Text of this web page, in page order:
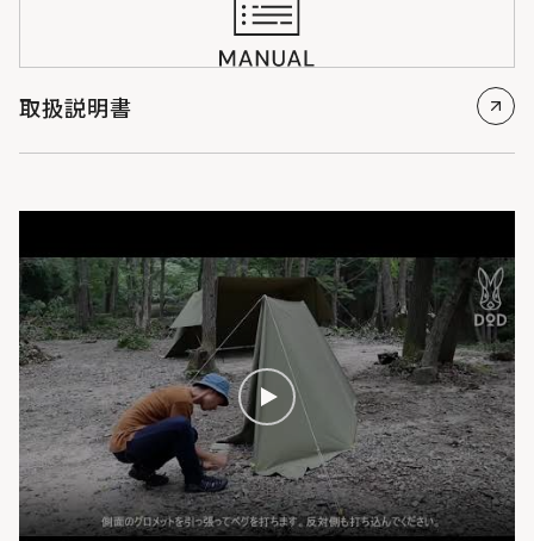
取扱説明書